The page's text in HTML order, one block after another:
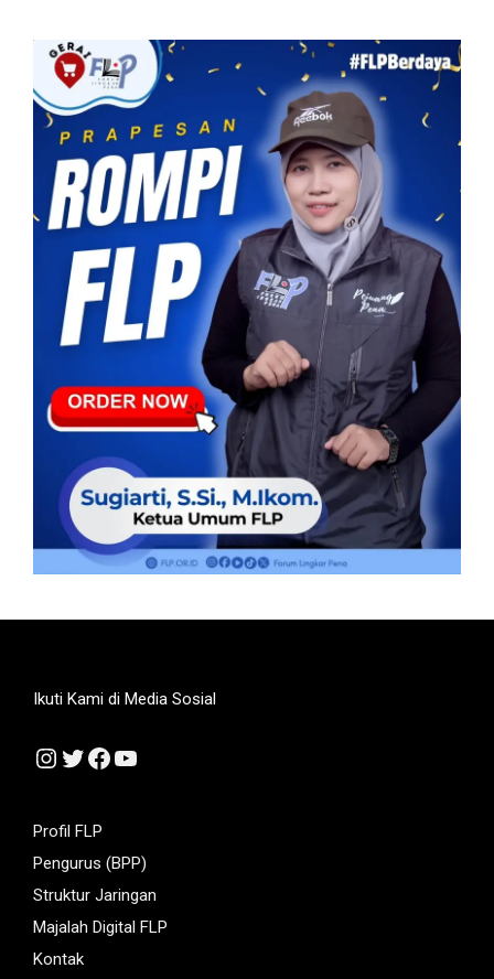
Ikuti Kami di Media Sosial
Instagram
Twitter
Facebook
YouTube
Profil FLP
Pengurus (BPP)
Struktur Jaringan
Majalah Digital FLP
Kontak